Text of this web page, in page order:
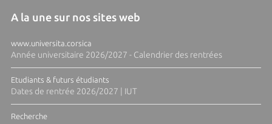
A la une sur nos sites web
www.universita.corsica
Année universitaire 2026/2027 - Calendrier des rentrées
Etudiants & futurs étudiants
Dates de rentrée 2026/2027 | IUT
Recherche